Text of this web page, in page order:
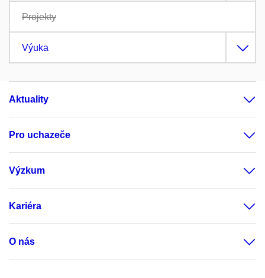
Projekty
Výuka
Aktuality
Pro uchazeče
Výzkum
Kariéra
O nás